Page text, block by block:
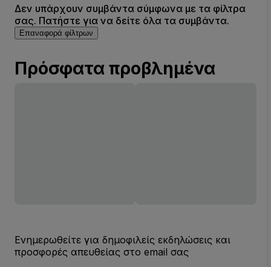
Δεν υπάρχουν συμβάντα σύμφωνα με τα φίλτρα
σας. Πατήστε για να δείτε όλα τα συμβάντα.
Επαναφορά φίλτρων
Πρόσφατα προβλημένα
Ενημερωθείτε για δημοφιλείς εκδηλώσεις και
προσφορές απευθείας στο email σας